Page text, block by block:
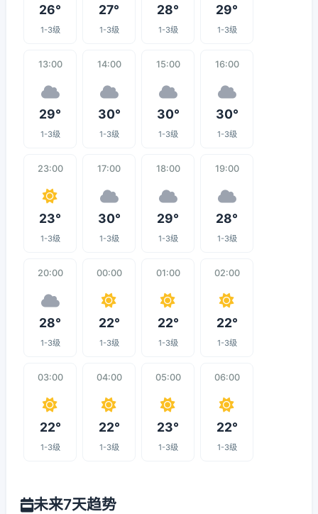
26°
1-3级
27°
1-3级
28°
1-3级
29°
1-3级
13:00
29°
1-3级
14:00
30°
1-3级
15:00
30°
1-3级
16:00
30°
1-3级
23:00
23°
1-3级
17:00
30°
1-3级
18:00
29°
1-3级
19:00
28°
1-3级
20:00
28°
1-3级
00:00
22°
1-3级
01:00
22°
1-3级
02:00
22°
1-3级
03:00
22°
1-3级
04:00
22°
1-3级
05:00
23°
1-3级
06:00
22°
1-3级
未来7天趋势